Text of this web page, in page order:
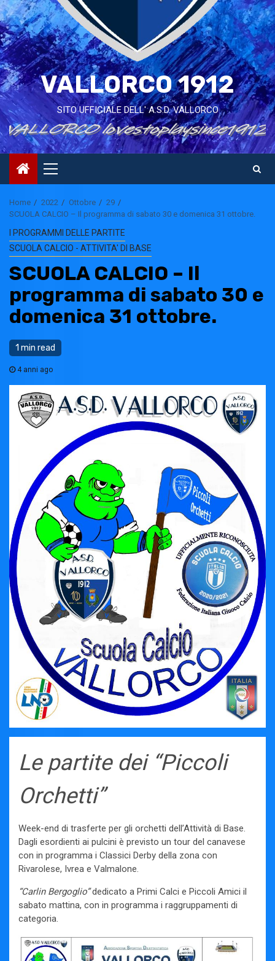
VALLORCO 1912
SITO UFFICIALE DELL' A.S.D. VALLORCO
Primary
Menu
Home 2022 Ottobre
29
SCUOLA CALCIO – Il programma di sabato 30 e domenica 31 ottobre.
I PROGRAMMI DELLE PARTITE
SCUOLA CALCIO - ATTIVITA' DI BASE
SCUOLA CALCIO – Il
programma di sabato 30 e
domenica 31 ottobre.
1 min read
4 anni ago
Le partite dei “Piccoli
Orchetti”
Week-end di trasferte per gli orchetti dell’Attività di Base.
Dagli esordienti ai pulcini è previsto un tour del canavese
con in programma i Classici Derby della zona con
Rivarolese, Ivrea e Valmalone.
“Carlin Bergoglio”dedicato a Primi Calci e Piccoli Amici il
sabato mattina, con in programma i raggruppamenti di
categoria.